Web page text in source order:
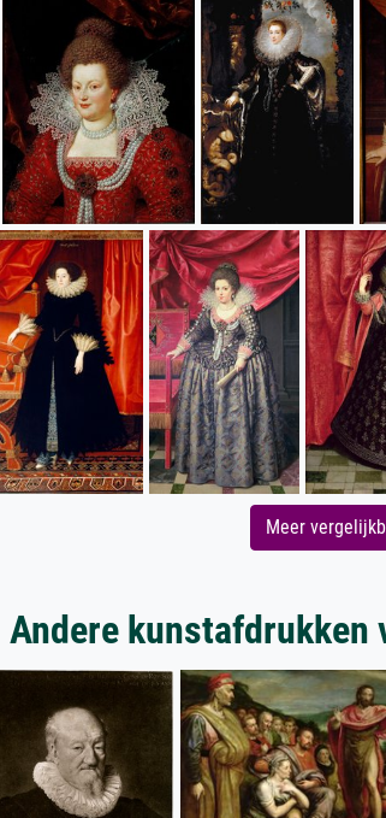
Meer
Andere kunstafdrukken